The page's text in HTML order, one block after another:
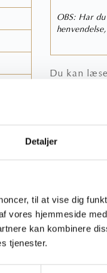
Detaljer
til at vise dig
vores hjemmeside
kan kombinere
tjenester.
OBS: Har
Du kan